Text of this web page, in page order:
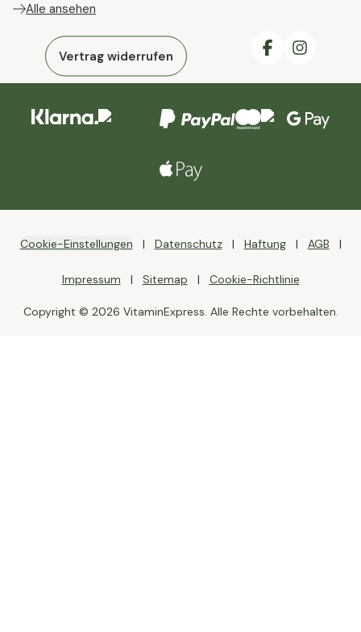
Alle ansehen
Vertrag widerrufen
Cookie-Einstellungen Datenschutz Haftung AGB
Impressum Sitemap Cookie-Richtlinie
Copyright © 2026 VitaminExpress. Alle Rechte vorbehalten.